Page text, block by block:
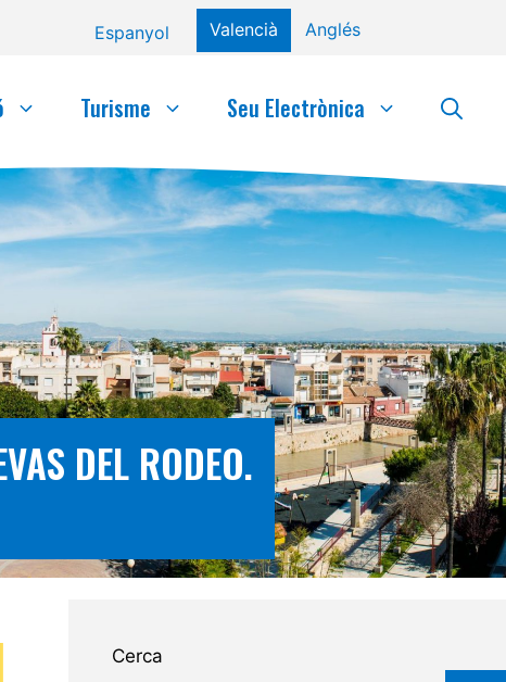
Espanyol Valencià Anglés
Turisme Seu Electrònica
DEL RODEO.
Cerca